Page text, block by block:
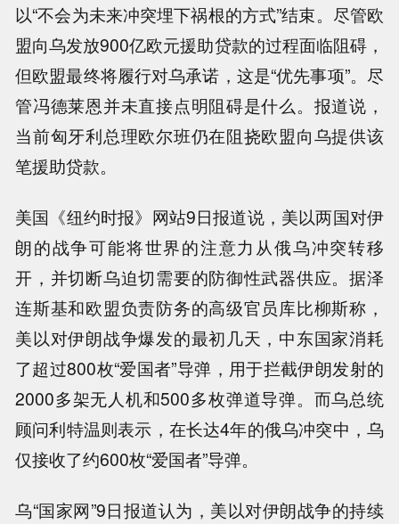
以“不会为未来冲突埋下祸根的方式”结束。尽管欧
盟向乌发放900亿欧元援助贷款的过程面临阻碍，
但欧盟最终将履行对乌承诺，这是“优先事项”。尽
管冯德莱恩并未直接点明阻碍是什么。报道说，
当前匈牙利总理欧尔班仍在阻挠欧盟向乌提供该
笔援助贷款。
美国《纽约时报》网站9日报道说，美以两国对伊
朗的战争可能将世界的注意力从俄乌冲突转移
开，并切断乌迫切需要的防御性武器供应。据泽
连斯基和欧盟负责防务的高级官员库比柳斯称，
美以对伊朗战争爆发的最初几天，中东国家消耗
了超过800枚“爱国者”导弹，用于拦截伊朗发射的
2000多架无人机和500多枚弹道导弹。而乌总统
顾问利特温则表示，在长达4年的俄乌冲突中，乌
仅接收了约600枚“爱国者”导弹。
乌“国家网”9日报道认为，美以对伊朗战争的持续